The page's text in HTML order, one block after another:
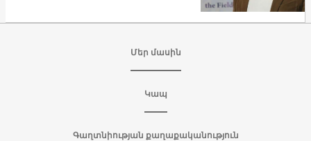
Մեր մասին
Կապ
Գաղտնիության քաղաքականություն